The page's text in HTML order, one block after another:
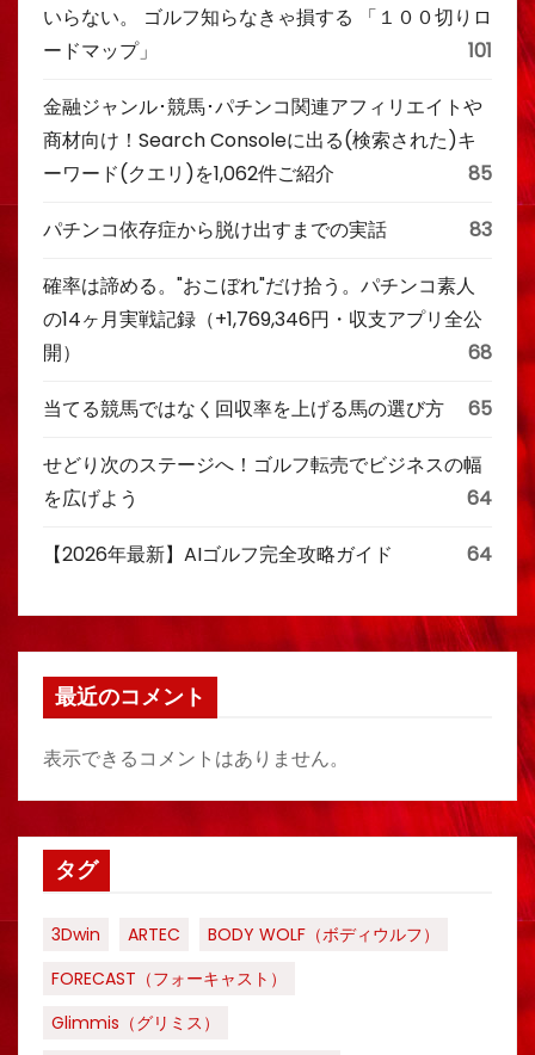
いらない。 ゴルフ知らなきゃ損する 「１００切りロ
ードマップ」
101
金融ジャンル･競馬･パチンコ関連アフィリエイトや
商材向け！Search Consoleに出る(検索された)キ
ーワード(クエリ)を1,062件ご紹介
85
パチンコ依存症から脱け出すまでの実話 83
確率は諦める。"おこぼれ"だけ拾う。パチンコ素人
の14ヶ月実戦記録（+1,769,346円・収支アプリ全公
開）
68
当てる競馬ではなく回収率を上げる馬の選び方 65
せどり次のステージへ！ゴルフ転売でビジネスの幅
を広げよう
64
【2026年最新】AIゴルフ完全攻略ガイド 64
最近のコメント
表示できるコメントはありません。
タグ
3Dwin ARTEC
BODY WOLF（ボディウルフ）
FORECAST（フォーキャスト）
Glimmis（グリミス）